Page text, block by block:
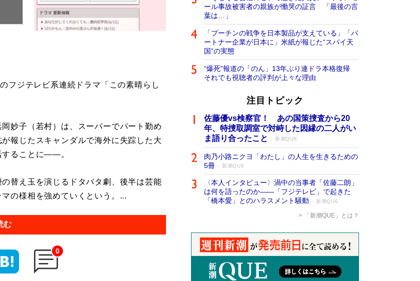
フジテレビ系連続ドラマ「この素晴らし
妙子（若村）は、スーパーでパート勤め
報じたスキャンダルで海外に失踪した大
することに――。
替え玉を演じるドタバタ劇、後半は芸能
の様相を強めていくという。...
む
0
ール事故被害者の親族が慟哭の証言 「最後の言
葉は…」
「プーチンの戦争を日本製品が支えている」「パ
ートナー企業が日本に」米紙が報じた“スパイ天
国”の実態
“爆死”報道の「のん」13年ぶり連ドラ本格復帰
それでも視聴者の評判が上々な理由
注目トピック
佐藤優vs検察官！ あの国策捜査から20
年、特捜取調室で対峙した因縁の二人がい
ま語り合ったこと
新潮QUE
肉乃小路ニクヨ「わたし」の人生を生きるための
5冊
新潮QUE
〈本人インタビュー〉渦中の当事者「佐藤二朗」
は何を語ったのか――「フジテレビ」で起きた
「橋本愛」とのハラスメント騒動
新潮QUE
「新潮QUE」とは？